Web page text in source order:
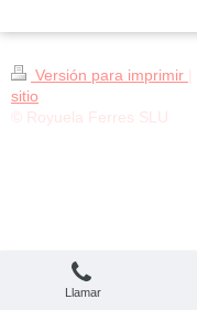
Versión para imprimir
sitio
© Royuela Ferres SLU
Llamar